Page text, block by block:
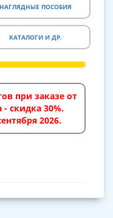
НАГЛЯДНЫЕ ПОСОБИЯ
КАТАЛОГИ И ДР.
при заказе от
- скидка 30%.
2026.